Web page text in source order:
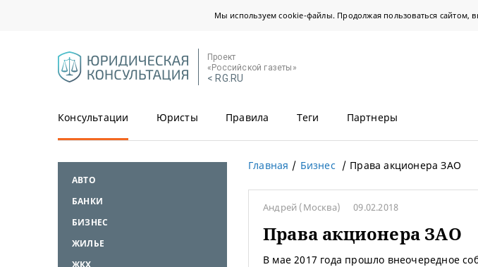
Мы используем cookie-файлы. Продолжая пользоваться сайтом,
Проект
«Российской газеты»
< RG.RU
Консультации Юристы Правила Теги Партнеры
АВТО
БАНКИ
БИЗНЕС
ЖИЛЬЕ
ЖКХ
Главная Бизнес Права акционера ЗАО
Андрей (Москва) 09.02.2018
Права акционера ЗАО
В мае 2017 года прошло внеочередное